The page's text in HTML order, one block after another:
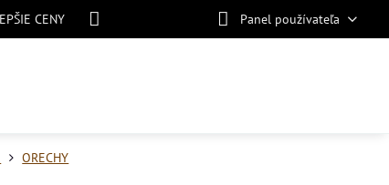
CENY Panel používateľa
ORECHY